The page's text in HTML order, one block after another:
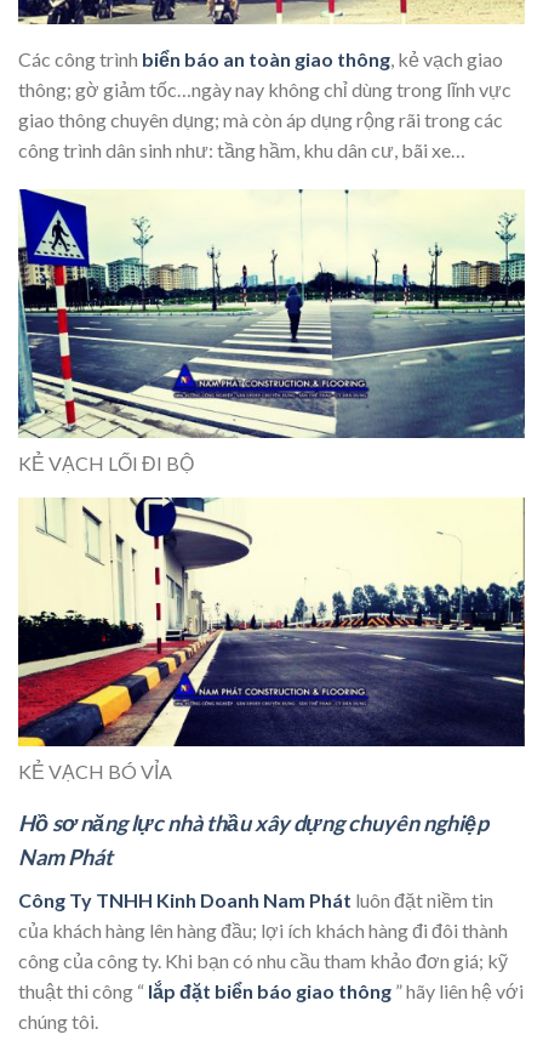
Các công trình biển báo an toàn giao thông , kẻ vạch giao
thông; gờ giảm tốc…ngày nay không chỉ dùng trong lĩnh vực
giao thông chuyên dụng; mà còn áp dụng rộng rãi trong các
công trình dân sinh như: tầng hầm, khu dân cư, bãi xe…
KẺ VẠCH LỐI ĐI BỘ
KẺ VẠCH BÓ VỈA
Hồ sơ năng lực nhà thầu xây dựng chuyên nghiệp
Nam Phát
Công Ty TNHH Kinh Doanh Nam Phát luôn đặt niềm tin
của khách hàng lên hàng đầu; lợi ích khách hàng đi đôi thành
công của công ty. Khi bạn có nhu cầu tham khảo đơn giá; kỹ
thuật thi công “ lắp đặt biển báo giao thông ” hãy liên hệ với
chúng tôi.